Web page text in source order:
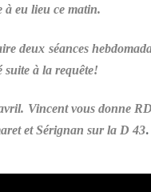
à eu lieu ce matin.
deux séances
suite à la requête!
Vincent vous donne
et Sérignan sur la D 43.